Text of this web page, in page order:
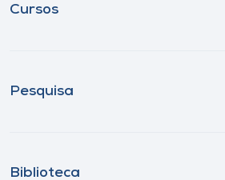
Cursos
Pesquisa
Biblioteca